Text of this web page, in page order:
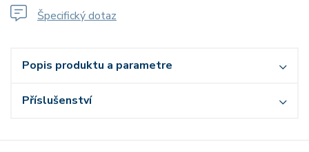
Špecifický dotaz
Popis produktu a parametre
Příslušenství